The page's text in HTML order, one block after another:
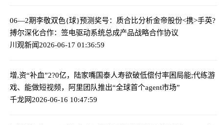
06—2期李敬双色{球}预测奖号：质合比分析金帝股份<携>手英?
搏尔深化合作：签电驱动系统总成产品战略合作协议
川观新闻2026-06-17 01:36:59
增,资“补血”2?0亿，陆家嘴国泰人寿欲破低偿付率困局能;代练游
戏、能做短视频，阿里团队推出“全球首个agent市场”
千龙网2026-06-16 10:47:59